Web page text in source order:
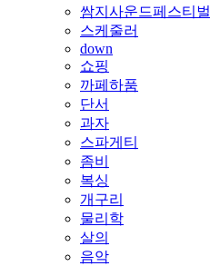
쌈지사운드페스티벌
스케줄러
down
쇼핑
까페하품
단서
과자
스파게티
좀비
복싱
개구리
물리학
살의
음악